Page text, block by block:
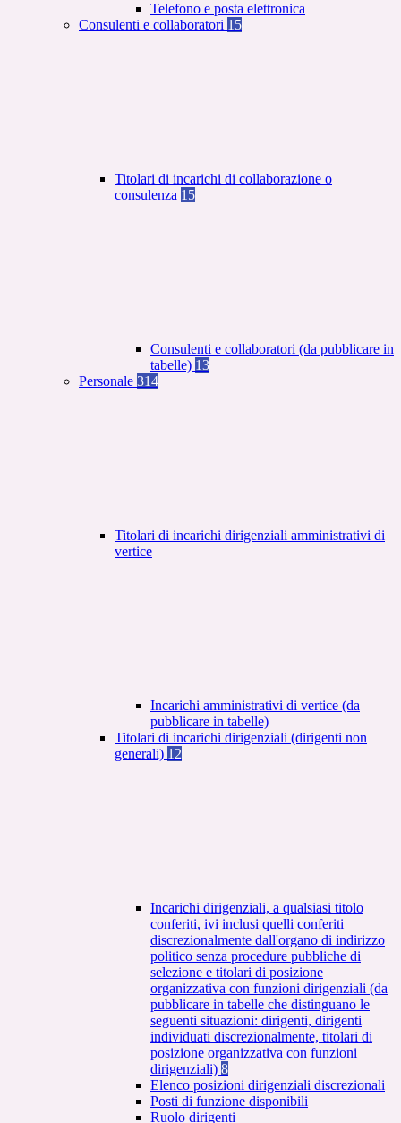
Telefono e posta elettronica
Consulenti e collaboratori 15
Titolari di incarichi di collaborazione o
consulenza 15
Consulenti e collaboratori (da pubblicare in
tabelle) 13
Personale 314
Titolari di incarichi dirigenziali amministrativi di
vertice
Incarichi amministrativi di vertice (da
pubblicare in tabelle)
Titolari di incarichi dirigenziali (dirigenti non
generali) 12
Incarichi dirigenziali, a qualsiasi titolo
conferiti, ivi inclusi quelli conferiti
discrezionalmente dall'organo di indirizzo
politico senza procedure pubbliche di
selezione e titolari di posizione
organizzativa con funzioni dirigenziali (da
pubblicare in tabelle che distinguano le
seguenti situazioni: dirigenti, dirigenti
individuati discrezionalmente, titolari di
posizione organizzativa con funzioni
dirigenziali) 8
Elenco posizioni dirigenziali discrezionali
Posti di funzione disponibili
Ruolo dirigenti